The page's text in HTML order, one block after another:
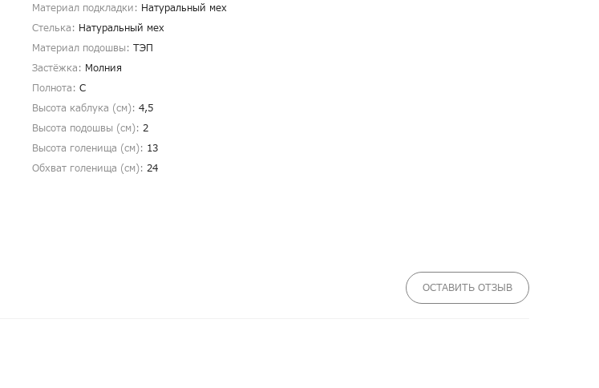
Материал подкладки: Натуральный мех
Стелька: Натуральный мех
Материал подошвы: ТЭП
Застёжка: Молния
Полнота: С
Высота каблука (см): 4,5
Высота подошвы (см): 2
Высота голенища (cм): 13
Обхват голенища (cм): 24
ОСТАВИТЬ ОТЗЫВ